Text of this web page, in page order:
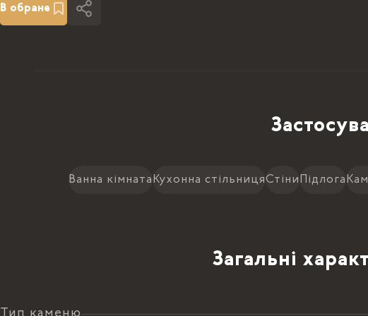
В обране
Ванна кімнатаКухонна стільницяСтіниПідлога
Загальні